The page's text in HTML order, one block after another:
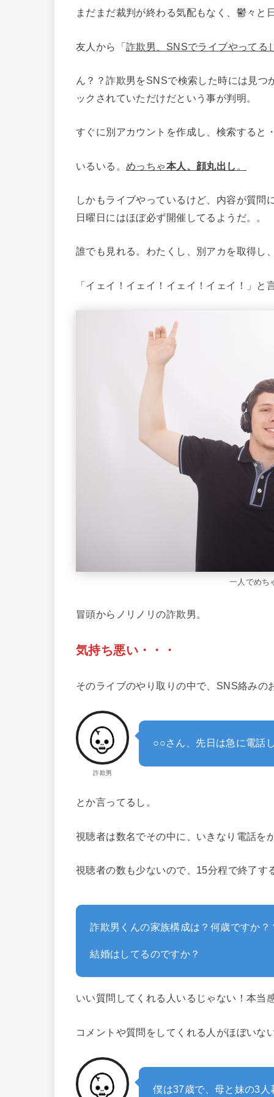
まだまだ裁判が終わる気配もなく、鬱々と
友人から「詐欺男、SNSでライブやってる
ん？？詐欺男をSNSで検索した時には見
ックされていただけだという事が判明。
すぐに別アカウントを作成し、検索すると
いるいる。めっちゃ本人、顔丸出し 。
しかもライブやっているけど、内容が質問
日曜日にはほぼ必ず開催してるようだ。。
誰でも見れる。わたくし、別アカを取得し
「イェイ！イェイ！イェイ！イェイ！」
一人でめち
冒頭からノリノリの詐欺男。
気持ち悪い・・・
そのライブのやり取りの中で、SNS絡みの
詐欺男
○○さん、先日は急に電話
とか言ってるし。
視聴者は数名でその中に、いきなり電話を
視聴者の数も少ないので、15分程で終了す
詐欺男くんの家族構成は？何歳ですか？
結婚はしてるのですか？
いい質問してくれる人いるじゃない！本当
コメントや質問をしてくれる人がほぼいな
僕は37歳で、母と妹の3人